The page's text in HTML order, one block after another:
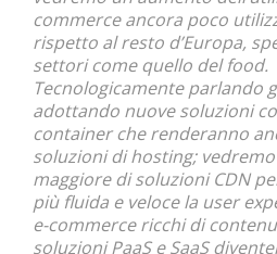
commerce ancora poco
rispetto al resto d’Europa,
settori come quello del food.
Tecnologicamente parlando
adottando nuove soluzioni
container che renderanno
soluzioni di hosting;
maggiore di soluzioni CDN
più fluida e veloce la user
e-commerce ricchi di
soluzioni PaaS e SaaS